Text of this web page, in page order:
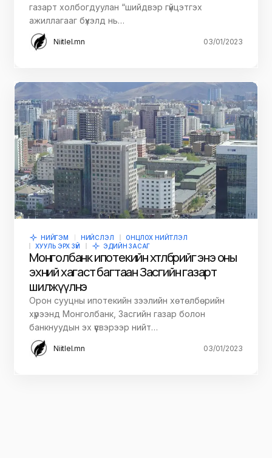
газарт холбогдуулан “шийдвэр гүйцэтгэх
ажиллагааг бүхэлд нь…
Niitlel.mn 03/01/2023
НИЙГЭМ НИЙСЛЭЛ
ОНЦЛОХ НИЙТЛЭЛ
ХУУЛЬ ЭРХ ЗҮЙ
ЭДИЙН ЗАСАГ
Монголбанк ипотекийн хөтөлбөрийг энэ оны
эхний хагаст багтаан Засгийн газарт
шилжүүлнэ
Орон сууцны ипотекийн зээлийн хөтөлбөрийн
хүрээнд Монголбанк, Засгийн газар болон
банкнуудын эх үүсвэрээр нийт…
Niitlel.mn 03/01/2023